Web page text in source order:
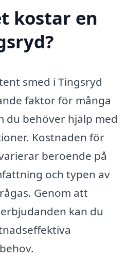
kostar en
smed i Tingsryd
faktor för många
du behöver hjälp med
Kostnaden för
beroende på
och typen av
Genom att
kan du